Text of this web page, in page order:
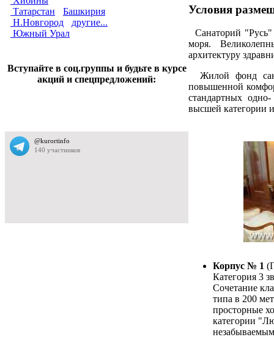
Татарстан
Башкирия
Н.Новгород
другие...
Южный Урал
Вступайте в соц.группы и будьте в курсе
акций и спецпредложений:
Условия
Санаторий "Русь"
моря.
архитектуру
Жилой фонд
повышенной
стандартных
высшей категории
Корпус № 1
Категория 3
Сочетание
типа в 200
просторные
категории